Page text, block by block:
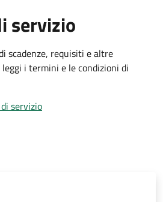
servizio
scadenze, requisiti e altre
i termini e le condizioni di
servizio